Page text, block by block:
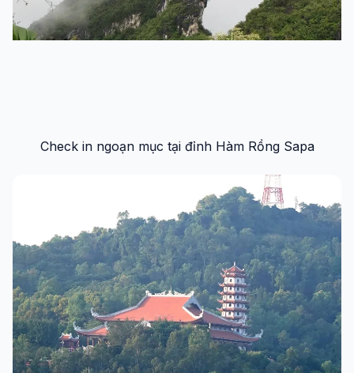
Check in ngoạn mục tại đỉnh Hàm Rồng Sapa